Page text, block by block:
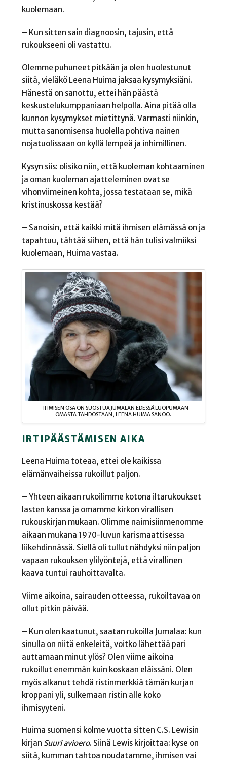
kuolemaan.
– Kun sitten sain diagnoosin, tajusin, että
rukoukseeni oli vastattu.
Olemme puhuneet pitkään ja olen huolestunut
siitä, vieläkö Leena Huima jaksaa kysymyksiäni.
Hänestä on sanottu, ettei hän päästä
keskustelukumppaniaan helpolla. Aina pitää olla
kunnon kysymykset mietittynä. Varmasti niinkin,
mutta sanomisensa huolella pohtiva nainen
nojatuolissaan on kyllä lempeä ja inhimillinen.
Kysyn siis: olisiko niin, että kuoleman kohtaaminen
ja oman kuoleman ajatteleminen ovat se
vihonviimeinen kohta, jossa testataan se, mikä
kristinuskossa kestää?
– Sanoisin, että kaikki mitä ihmisen elämässä on ja
tapahtuu, tähtää siihen, että hän tulisi valmiiksi
kuolemaan, Huima vastaa.
– IHMISEN OSA ON SUOSTUA JUMALAN EDESSÄ LUOPUMAAN
OMASTA TAHDOSTAAN, LEENA HUIMA SANOO.
IRTIPÄÄSTÄMISEN AIKA
Leena Huima toteaa, ettei ole kaikissa
elämänvaiheissa rukoillut paljon.
– Yhteen aikaan rukoilimme kotona iltarukoukset
lasten kanssa ja omamme kirkon virallisen
rukouskirjan mukaan. Olimme naimisiinmenomme
aikaan mukana 1970-luvun karismaattisessa
liikehdinnässä. Siellä oli tullut nähdyksi niin paljon
vapaan rukouksen ylilyöntejä, että virallinen
kaava tuntui rauhoittavalta.
Viime aikoina, sairauden otteessa, rukoiltavaa on
ollut pitkin päivää.
– Kun olen kaatunut, saatan rukoilla Jumalaa: kun
sinulla on niitä enkeleitä, voitko lähettää pari
auttamaan minut ylös? Olen viime aikoina
rukoillut enemmän kuin koskaan eläissäni. Olen
myös alkanut tehdä ristinmerkkiä tämän kurjan
kroppani yli, sulkemaan ristin alle koko
ihmisyyteni.
Huima suomensi kolme vuotta sitten C.S. Lewisin
kirjan Suuri avioero. Siinä Lewis kirjoittaa: kyse on
siitä, kumman tahtoa noudatamme, ihmisen vai